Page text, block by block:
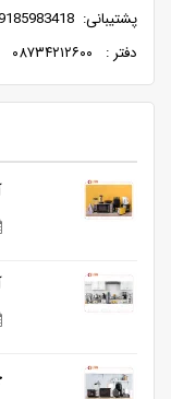
پشتیبانی: 09185983418
دفتر : ۰۸۷۳۴۲۱۲۶۰۰